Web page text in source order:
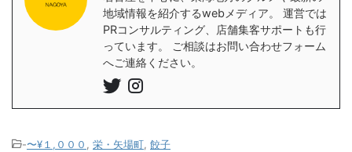
地域情報を紹介するwebメディア。 運営では
PRコンサルティング、店舗集客サポートも行
っています。 ご相談はお問い合わせフォーム
へご連絡ください。
-〜¥１,０００ 栄・矢場町 餃子